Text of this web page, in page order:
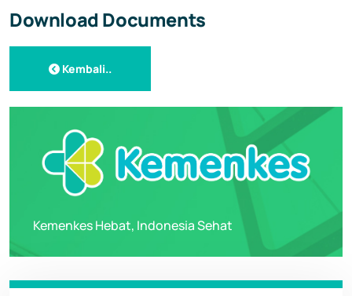
Download Documents
Kembali..
Kemenkes Hebat, Indonesia Sehat